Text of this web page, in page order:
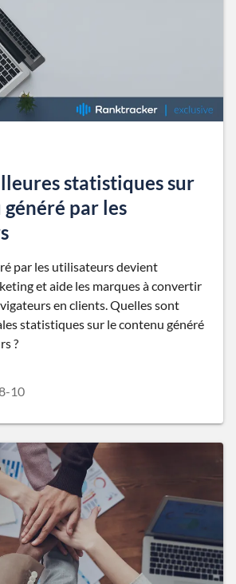
statistiques sur
par les
par les utilisateurs devient
et aide les marques à convertir
en clients. Quelles sont
statistiques sur le contenu généré
?
10